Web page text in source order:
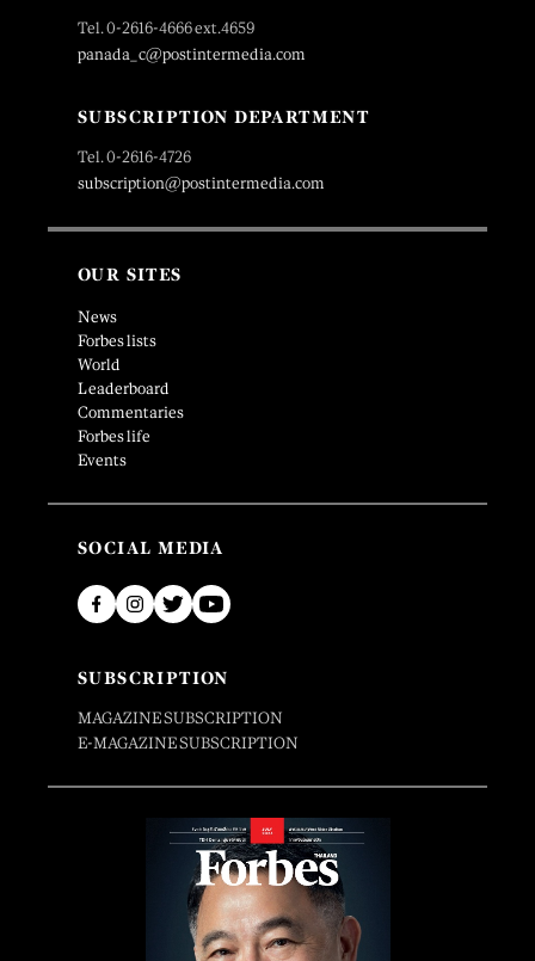
Tel. 0-2616-4666 ext.4659
panada_c@postintermedia.com
SUBSCRIPTION DEPARTMENT
Tel. 0-2616-4726
subscription@postintermedia.com
OUR SITES
News
Forbes lists
World
Leaderboard
Commentaries
Forbes life
Events
SOCIAL MEDIA
SUBSCRIPTION
MAGAZINE SUBSCRIPTION
E-MAGAZINE SUBSCRIPTION